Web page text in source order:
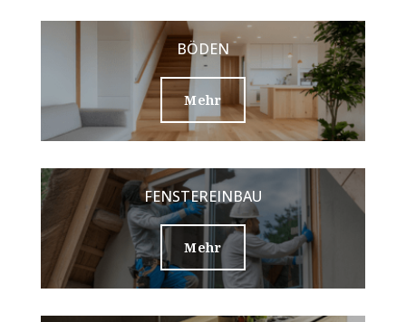
BÖDEN
Mehr
FENSTEREINBAU
Mehr